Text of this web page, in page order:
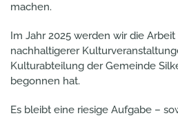
machen.
Im Jahr 2025 werden wir die Arbeit
nachhaltigerer
Kulturabteilung der Gemeinde
begonnen hat.
Es bleibt eine riesige Aufgabe –